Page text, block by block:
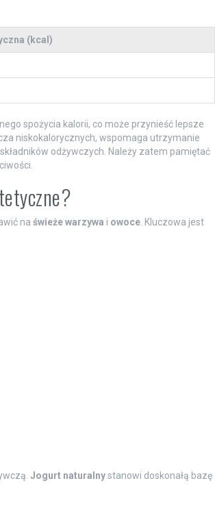
(kcal)
spożycia kalorii, co może przynieść lepsze
niskokalorycznych, wspomaga utrzymanie
odżywczych. Należy zatem pamiętać
na świeże warzywa i owoce. Kluczowa jest
Jogurt naturalnystanowi doskonałą bazę